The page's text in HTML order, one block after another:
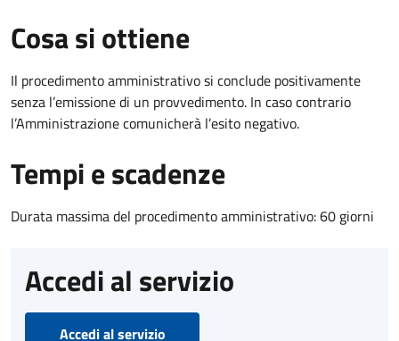
Cosa si ottiene
Il procedimento amministrativo si conclude positivamente
senza l’emissione di un provvedimento. In caso contrario
l’Amministrazione comunicherà l’esito negativo.
Tempi e scadenze
Durata massima del procedimento amministrativo: 60 giorni
Accedi al servizio
Accedi al servizio